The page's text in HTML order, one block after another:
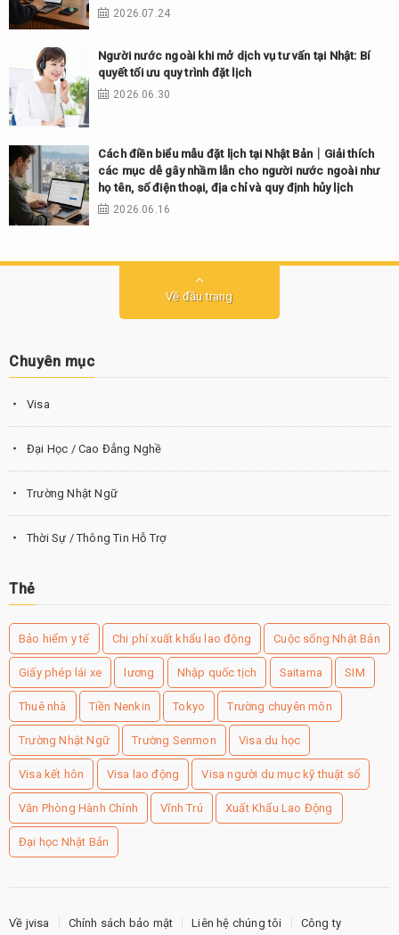
2026.07.24
Người nước ngoài khi mở dịch vụ tư vấn tại Nhật: Bí
quyết tối ưu quy trình đặt lịch
2026.06.30
Cách điền biểu mẫu đặt lịch tại Nhật Bản｜Giải thích
các mục dễ gây nhầm lẫn cho người nước ngoài như
họ tên, số điện thoại, địa chỉ và quy định hủy lịch
2026.06.16
Về đầu trang
Chuyên mục
Visa
Đại Học / Cao Đẳng Nghề
Trường Nhật Ngữ
Thời Sự / Thông Tin Hỗ Trợ
Thẻ
Bảo hiểm y tế Chi phí xuất khẩu lao động Cuộc sống Nhật Bản
Giấy phép lái xe lương Nhập quốc tịch Saitama SIM
Thuê nhà Tiền Nenkin Tokyo Trường chuyên môn
Trường Nhật Ngữ Trường Senmon Visa du học
Visa kết hôn Visa lao động Visa người du mục kỹ thuật số
Văn Phòng Hành Chính Vĩnh Trú Xuất Khẩu Lao Động
Đại học Nhật Bản
Về jvisa Chính sách bảo mật Liên hệ chúng tôi Công ty